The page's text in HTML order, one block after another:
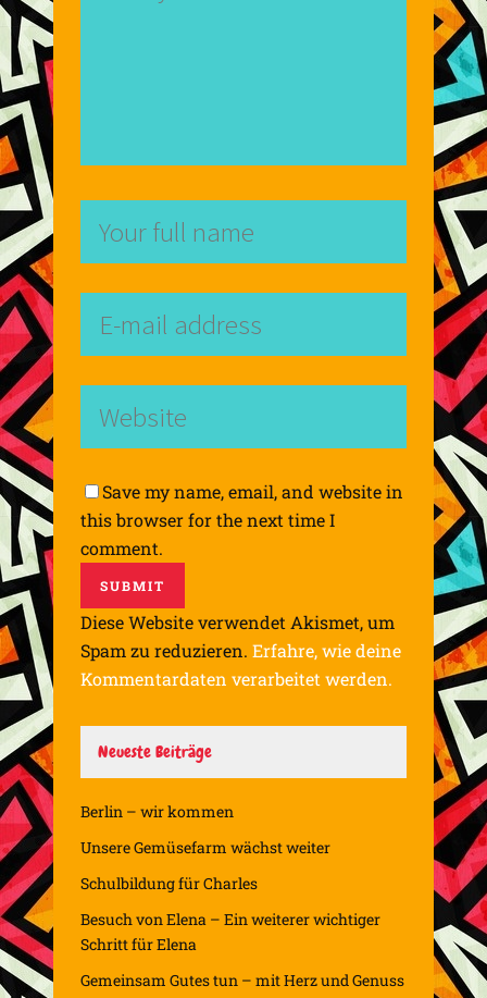
Save my name, email, and website in
this browser for the next time I
comment.
Diese Website verwendet Akismet, um
Spam zu reduzieren. Erfahre, wie deine
Kommentardaten verarbeitet werden.
Neueste Beiträge
Berlin – wir kommen
Unsere Gemüsefarm wächst weiter
Schulbildung für Charles
Besuch von Elena – Ein weiterer wichtiger
Schritt für Elena
Gemeinsam Gutes tun – mit Herz und Genuss